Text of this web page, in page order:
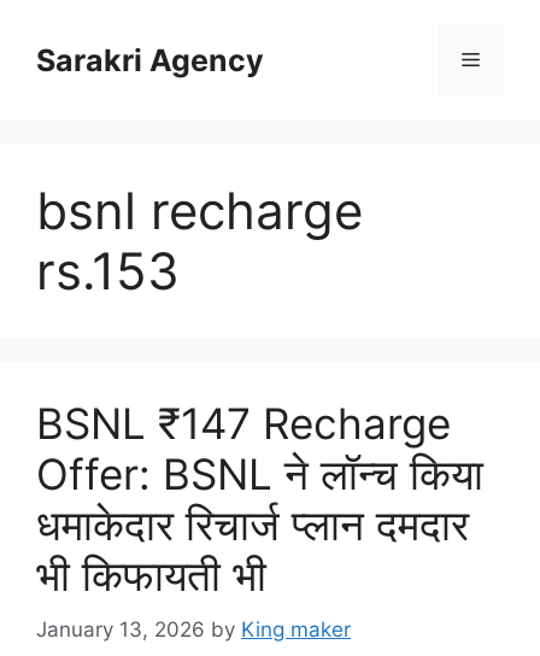
contentSarakri Agency Menu
bsnl recharge
rs.153
BSNL ₹147 Recharge
Offer: BSNL ने लॉन्च किया
धमाकेदार रिचार्ज प्लान दमदार
भी किफायती भी
January 13, 2026 by King maker